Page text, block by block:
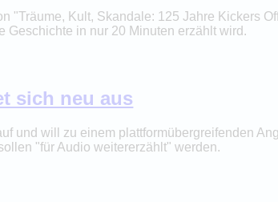
"Träume, Kult, Skandale: 125 Jahre Kickers
Geschichte in nur 20 Minuten erzählt wird.
sich neu aus
und will zu einem plattformübergreifenden
"für Audio weitererzählt" werden.